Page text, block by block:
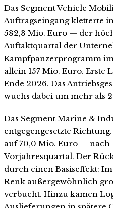
Das Segment Vehicle
Auftragseingang kletterte
582,3 Mio. Euro — der
Auftaktquartal der
Kampfpanzerprogramm
allein 157 Mio. Euro.
Ende 2026. Das
wuchs dabei um mehr als
Das Segment Marine &
entgegengesetzte
auf 70,0 Mio. Euro — nach
Vorjahresquartal. Der
durch einen Basiseffekt:
Renk außergewöhnlich
verbucht. Hinzu kamen